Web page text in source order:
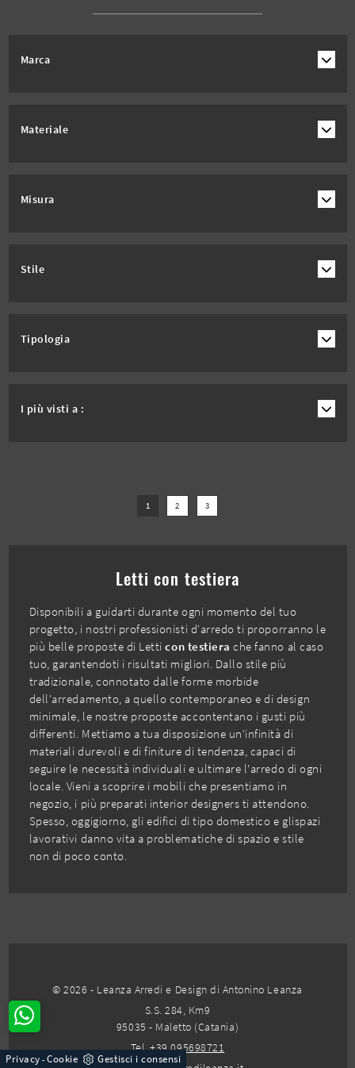
Marca
Materiale
Misura
Stile
Tipologia
I più visti a :
1 2 3
Letti con testiera
Disponibili a guidarti durante ogni momento del tuo
progetto, i nostri professionisti d'arredo ti proporranno le
più belle proposte di Letticon testiera che fanno al caso
tuo, garantendoti i risultati migliori. Dallo stile più
tradizionale, connotato dalle forme morbide
dell'arredamento, a quello contemporaneo e di design
minimale, le nostre proposte accontentano i gusti più
differenti. Mettiamo a tua disposizione un'infinità di
materiali durevoli e di finiture di tendenza, capaci di
seguire le necessità individuali e ultimare l'arredo di ogni
locale. Vieni a scoprire i mobili che presentiamo in
negozio, i più preparati interior designers ti attendono.
Spesso, oggigiorno, gli edifici di tipo domestico e glispazi
lavorativi danno vita a problematiche di spazio e stile
non di poco conto.
© 2026 - Leanza Arredi e Design di Antonino Leanza
S.S. 284, Km9
95035 - Maletto (Catania)
Tel.+39 095698721
Privacy -Cookie Gestisci i consensi